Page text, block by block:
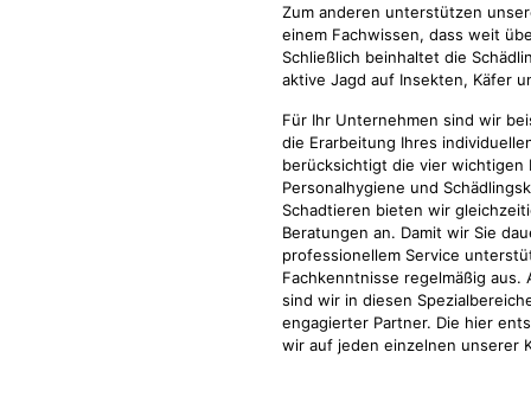
Zum anderen unterstützen
einem Fachwissen, dass weit
Schließlich beinhaltet die
aktive Jagd auf Insekten, Käfer
Für Ihr Unternehmen sind wir
die Erarbeitung Ihres
berücksichtigt die vier wichtigen
Personalhygiene und
Schadtieren bieten wir
Beratungen an. Damit wir Sie
professionellem Service
Fachkenntnisse regelmäßig
sind wir in diesen
engagierter Partner. Die hier
wir auf jeden einzelnen unserer